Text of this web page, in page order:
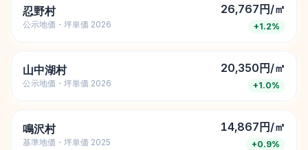
忍野村
公示地価・坪単価 2026
26,767円/㎡
+1.2%
山中湖村
公示地価・坪単価 2026
20,350円/㎡
+1.0%
鳴沢村
基準地価・坪単価 2025
14,867円/㎡
+0.9%